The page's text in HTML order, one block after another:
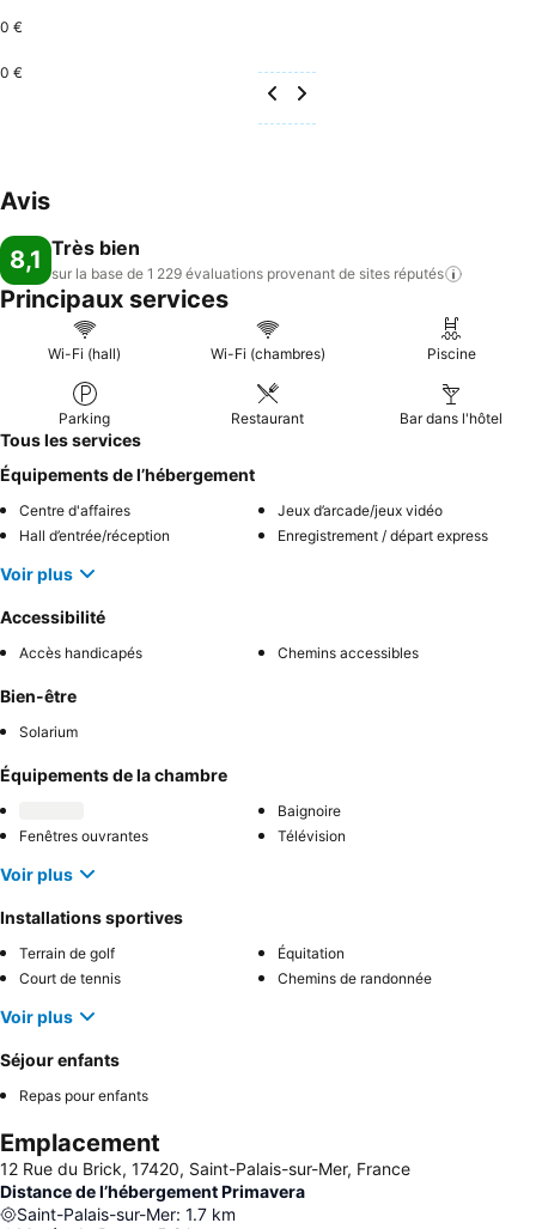
0 €
0 €
Avis
8,1 Très bien
sur la base de 1 229 évaluations provenant de sites réputés
Principaux services
Wi-Fi (hall) Wi-Fi (chambres) Piscine
Parking Restaurant Bar dans l'hôtel
Tous les services
Équipements de l’hébergement
Centre d'affaires
Jeux d’arcade/jeux vidéo
Hall d’entrée/réception
Enregistrement / départ express
Voir plus
Accessibilité
Accès handicapés Chemins accessibles
Bien-être
Solarium
Équipements de la chambre
Baignoire
Fenêtres ouvrantes
Télévision
Voir plus
Installations sportives
Terrain de golf
Équitation
Court de tennis
Chemins de randonnée
Voir plus
Séjour enfants
Repas pour enfants
Emplacement
12 Rue du Brick, 17420, Saint-Palais-sur-Mer, France
Distance de l’hébergement Primavera
Saint-Palais-sur-Mer: 1.7 km